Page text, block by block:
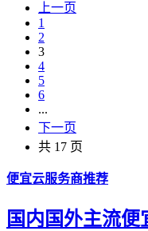
上一页
1
2
3
4
5
6
...
下一页
共 17 页
便宜云服务商推荐
国内国外主流便